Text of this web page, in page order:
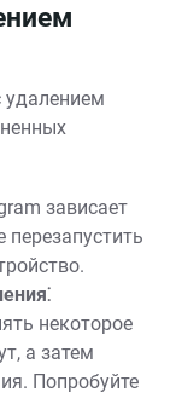
удалением
зависает
перезапустить
некоторое
а затем
Попробуйте